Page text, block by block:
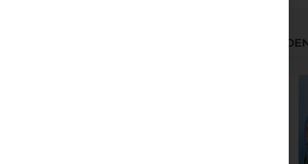
WIR HABEN ANDERE PRODUKTE